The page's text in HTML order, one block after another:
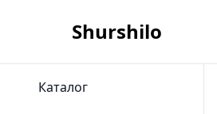
Shurshilo
Каталог